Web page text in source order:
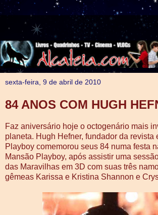
sexta-feira, 9 de abril de 2010
84 ANOS COM HUGH
Faz aniversário hoje o octogenário mais
planeta. Hugh Hefner, fundador da revista
Playboy comemorou seus 84 numa festa
Mansão Playboy, após assistir uma
das Maravilhas em 3D com suas três
gêmeas Karissa e Kristina Shannon e